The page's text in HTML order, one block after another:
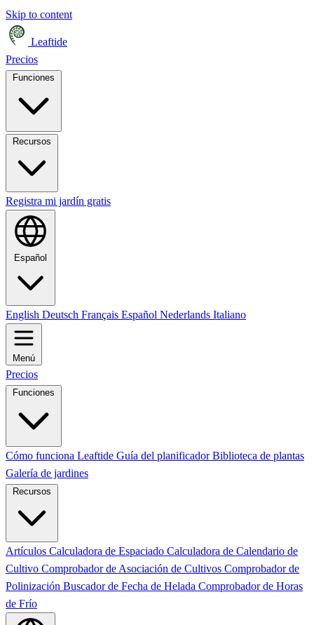
Skip to content
Leaftide
Precios
Registra mi jardín gratis
Español
English Deutsch Français Español Nederlands Italiano
Menú
Precios
Funciones
Cómo funciona Leaftide Guía del planificadorBiblioteca de plantas
Galería de jardines
Recursos
Artículos Calculadora de Espaciado Calculadora de Calendario de
Cultivo Comprobador de Asociación de Cultivos Comprobador de
Polinización Buscador de Fecha de Helada Comprobador de Horas
de Frío